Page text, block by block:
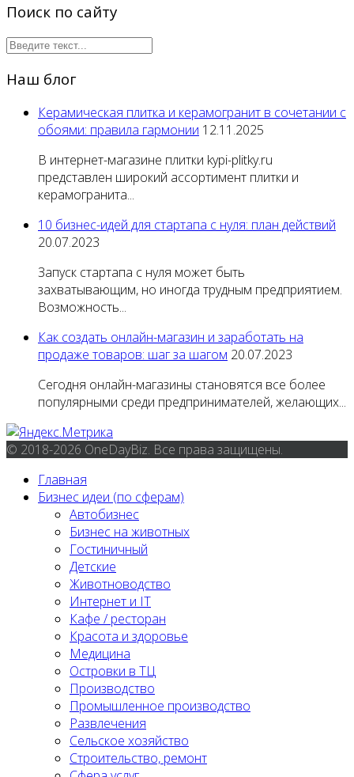
Поиск по сайту
Наш блог
Керамическая плитка и керамогранит в сочетании с
обоями: правила гармонии 12.11.2025
В интернет-магазине плитки kypi-plitky.ru
представлен широкий ассортимент плитки и
керамогранита...
10 бизнес-идей для стартапа с нуля: план действий
20.07.2023
Запуск стартапа с нуля может быть
захватывающим, но иногда трудным предприятием.
Возможность...
Как создать онлайн-магазин и заработать на
продаже товаров: шаг за шагом 20.07.2023
Сегодня онлайн-магазины становятся все более
популярными среди предпринимателей, желающих...
© 2018-2026 OneDayBiz. Все права защищены.
Главная
Бизнес идеи (по сферам)
Автобизнес
Бизнес на животных
Гостиничный
Детские
Животноводство
Интернет и IT
Кафе / ресторан
Красота и здоровье
Медицина
Островки в ТЦ
Производство
Промышленное производство
Развлечения
Сельское хозяйство
Строительство, ремонт